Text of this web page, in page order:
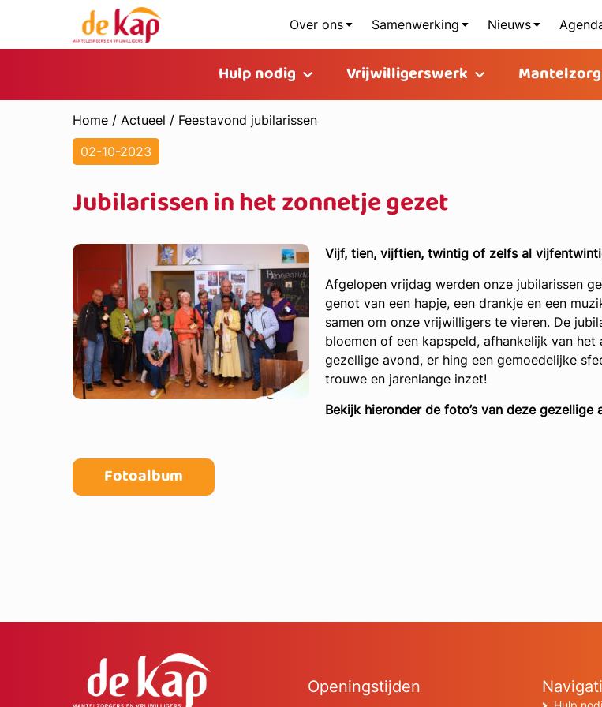
Over ons Samenwerking Nieuws
Hulp nodig Vrijwilligerswerk Mantelzorg
Home / Actueel / Feestavond jubilarissen
02-10-2023
Jubilarissen in het zonnetje gezet
Vijf, tien, vijftien, twintig of zelfs al
Afgelopen vrijdag werden onze jubilarissen
genot van een hapje, een drankje en een
samen om onze vrijwilligers te vieren. De
bloemen of een kapspeld, afhankelijk van
gezellige avond, er hing een gemoedelijke
trouwe en jarenlange inzet!
Bekijk hieronder de foto’s van deze gezellige
Fotoalbum
Openingstijden